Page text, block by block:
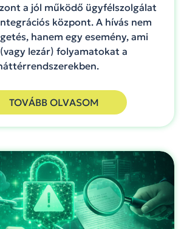
a jól működő ügyfélszolgálat
központ. A hívás nem
hanem egy esemény, ami
lezár) folyamatokat a
TOVÁBB OLVASOM